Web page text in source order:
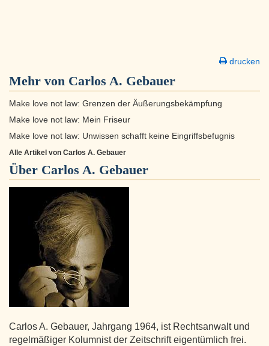
drucken
Mehr von Carlos A. Gebauer
Make love not law: Grenzen der Äußerungsbekämpfung
Make love not law: Mein Friseur
Make love not law: Unwissen schafft keine Eingriffsbefugnis
Alle Artikel von Carlos A. Gebauer
Über Carlos A. Gebauer
Carlos A. Gebauer, Jahrgang 1964, ist Rechtsanwalt und
regelmäßiger Kolumnist der Zeitschrift eigentümlich frei.